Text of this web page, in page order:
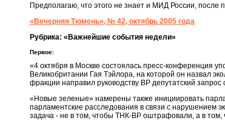
Предполагаю, что этого не знает и МИД России, после
«Вечерняя Тюмень», № 42, октябрь 2005 года
Рубрика: «Важнейшие события недели»
Первое:
«4 октября в Москве состоялась пресс-конференция
Великобритании Гая Тэйлора, на которой он назвал
фракции направил руководству ВР депутатский
«Новые зеленые» намерены также инициировать
парламентские расследования в связи с нарушением
задача - не в том, чтобы ТНК-BP оштрафовали, а в том,